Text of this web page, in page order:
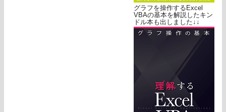
グラフを操作するExcel
VBAの基本を解説したキン
ドル本も出しました↓↓